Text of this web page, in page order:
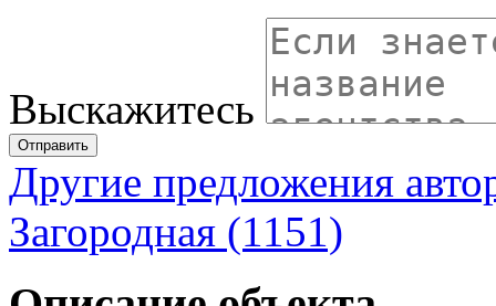
Выскажитесь
Отправить
Другие предложения
Загородная (1151)